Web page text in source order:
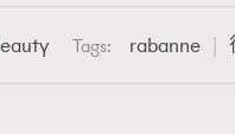
Tags: rabanne